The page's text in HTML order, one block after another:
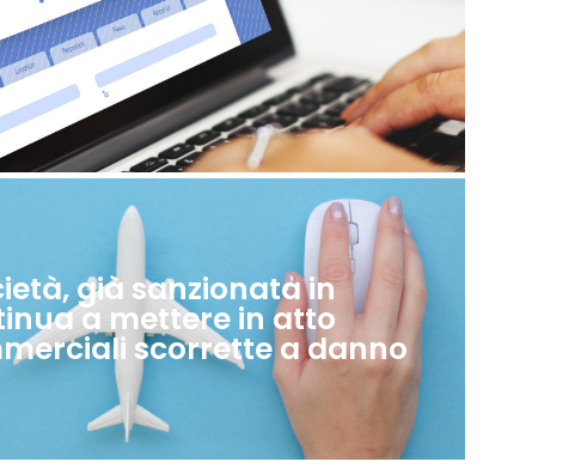
già sanzionata in
a mettere in atto
scorrette a danno